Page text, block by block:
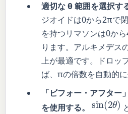
適切な θ 範囲を選択す
ジオイドは0から2πで
を持つリマソンは0か
ります。アルキメデス
上が最適です。ドロッ
ば、πの倍数を自動的に
「ビフォー・アフター
を使用する。
sin(2θ)